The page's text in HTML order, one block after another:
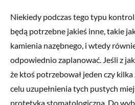
Niekiedy podczas tego typu
będą potrzebne jakieś inne, takie
kamienia nazębnego, i wtedy
odpowiednio zaplanować. Jeśli z
że ktoś potrzebował jeden czy
celu uzupełnienia tych pustych
protetyka stomatologiczna. Do